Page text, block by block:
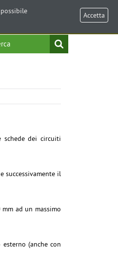
▼
schede dei circuiti
successivamente il
ad un massimo
(anche con
Accetta